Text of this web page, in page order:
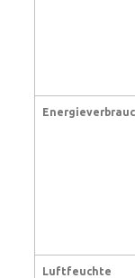
Luftfeuchte